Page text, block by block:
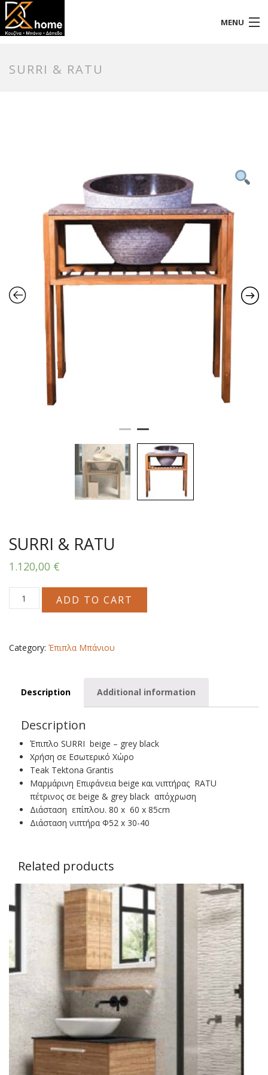
MENU
SURRI & RATU
SURRI & RATU
1.120,00 €
SURRI
&
ADD TO CART
Category: Έπιπλα Μπάνιου
Description Additional information
Description
Έπιπλο SURRI beige – grey black
Χρήση σε Εσωτερικό Χώρο
Teak Tektona Grantis
Μαρμάρινη Επιφάνεια beige και νιπτήρας RATU
πέτρινος σε beige & grey black απόχρωση
Διάσταση επίπλου. 80 x 60 x 85cm
Διάσταση νιπτήρα Φ52 x 30-40
Related products